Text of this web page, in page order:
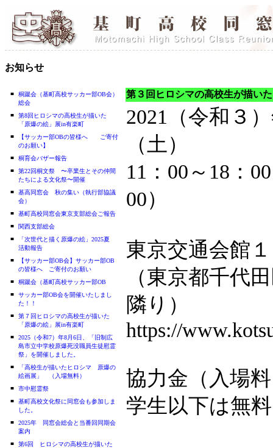
お知らせ
■
桐蹴会（基町高校サッカー部OB会）
総会
■
第8回ヒロシマの高校生が描いた
「原爆の絵」展in有楽町
■
【サッカー部OBの皆様へ ご寄付
のお願い】
■
桐育会バザー報告
■
第22回桐文祭 〜卒業生とその仲間
たちによる文化祭〜開催
■
基高同窓会 秋の集い（執行部協議
会）
■
基町高校同窓会東京支部総会ご報告
■
関西支部総会
■
「次世代と描く原爆の絵」2025夏
活動報告
■
【サッカー部OB会】サッカー部OB
の皆様へ ご寄付のお願い
■
桐蹴会（基町高校サッカー部OB
■
サッカー部OB会を開催いたしまし
た！！
■
第７回ヒロシマの高校生が描いた
「原爆の絵」展in有楽町
■
2025（令和7）年8月6日、「旧制広
島市立中学校原爆死没職員生徒慰霊
祭」を開催しました。
■
「高校生が描いたヒロシマ 原爆の
絵画展」 （入場無料）
■
市中慰霊祭
■
基町高校文化祭に同窓会も参加しま
した。
■
2025年 同窓会総会と当番回同期会
案内
■
第6回 ヒロシマの高校生が描いた
第３回ヒロシマの高校生が描い
2021（令和３
（土）
11：00～18：
00）
東京交通会館
（東京都千代
隣り）
https://
協力金（入場
学生以下は無